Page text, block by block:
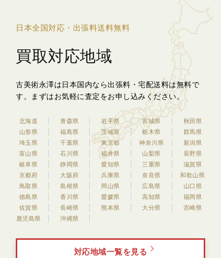
日本全国対応・出張料送料無料
買取対応地域
古美術永澤は日本国内なら出張料・宅配送料は無料で
す。
まずはお気軽に査定をお申し込みください。
北海道 青森県 岩手県 宮城県
秋田県
山形県
福島県 茨城県 栃木県
群馬県
埼玉県
千葉県 東京都 神奈川県
新潟県
富山県
石川県 福井県 山梨県
長野県
岐阜県
静岡県 愛知県 三重県
滋賀県
京都府
大阪府 兵庫県 奈良県
和歌山県
鳥取県
島根県 岡山県 広島県
山口県
徳島県
香川県 愛媛県 高知県
福岡県
佐賀県
長崎県 熊本県 大分県
宮崎県
鹿児島県
沖縄県
対応地域一覧を見る